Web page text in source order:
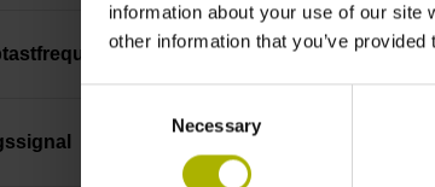
information about your use of our
other information that you’ve
Necessary